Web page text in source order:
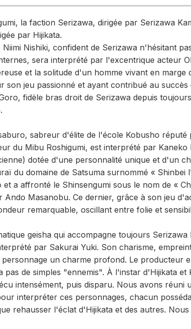
la faction Serizawa, dirigée par Serizawa
par Hijikata.
Nishiki, confident de Serizawa n'hésitant
sera interprété par l'excentrique acteur
et la solitude d'un homme vivant en marge
son jeu passionné et ayant contribué au succès
fidèle bras droit de Serizawa depuis
sabreur d'élite de l'école Kobusho
du Mibu Roshigumi, est interprété par
dotée d'une personnalité unique et d'un
du domaine de Satsuma surnommé « Shinbei
a affronté le Shinsengumi sous le nom de «
Ando Masanobu. Ce dernier, grâce à son jeu
remarquable, oscillant entre folie et
geisha qui accompagne toujours
par Sakurai Yuki. Son charisme,
un charme profond. Le producteur
de simples "ennemis". À l'instar d'Hijikata et
intensément, puis disparu. Nous avons réuni
interpréter ces personnages, chacun
rehausser l'éclat d'Hijikata et des autres.